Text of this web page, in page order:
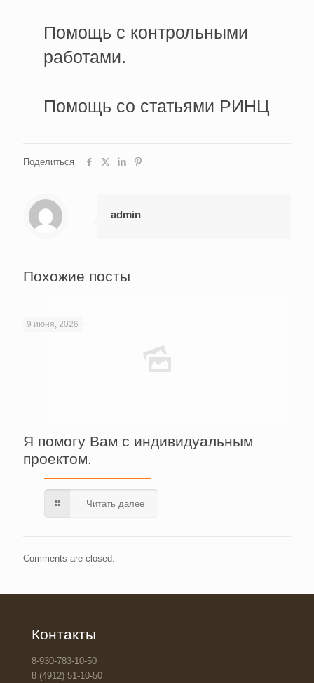
Помощь с контрольными
работами.
Помощь со статьями РИНЦ
Поделиться
admin
Похожие посты
9 июня, 2026
Я помогу Вам с индивидуальным
проектом.
Читать далее
Comments are closed.
Контакты
8-930-783-10-50
8 (4912) 51-10-50